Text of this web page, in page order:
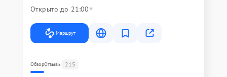
Открыто до 21:00
Маршрут
ОбзорОтзывы 215